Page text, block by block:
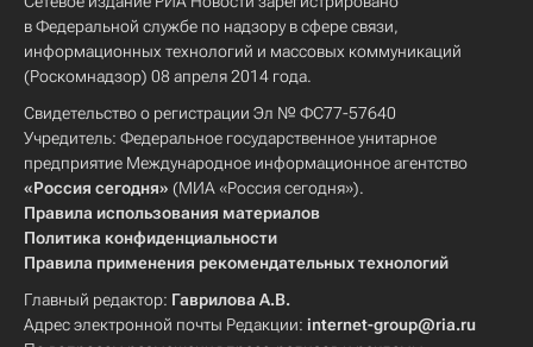
в Федеральной службе по надзору в сфере связи,
информационных технологий и массовых коммуникаций
(Роскомнадзор) 08 апреля 2014 года.
Свидетельство о регистрации Эл № ФС77-57640
Учредитель: Федеральное государственное унитарное
предприятие Международное информационное агентство
«Россия сегодня» (МИА «Россия сегодня»).
Правила использования материалов
Политика конфиденциальности
Правила применения рекомендательных технологий
Главный редактор: Гаврилова А.В.
Адрес электронной почты Редакции: internet-group@ria.ru